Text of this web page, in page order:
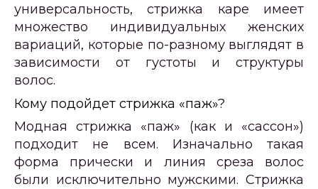
универсальность, стрижка каре имеет
множество индивидуальных женских
вариаций, которые по-разному выглядят в
зависимости от густоты и структуры
волос.
Кому подойдет стрижка «паж»?
Модная стрижка «паж» (как и «сассон»)
подходит не всем. Изначально такая
форма прически и линия среза волос
были исключительно мужскими. Стрижка